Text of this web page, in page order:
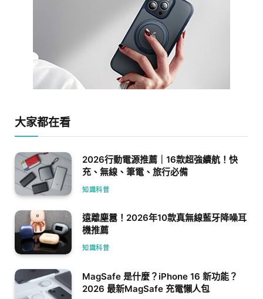
大家都在看
2026行動電源推薦｜16款超強續航！快
充、無線、筆電、旅行必備
知識科普
遠離塵囂！2026年10款真無線藍牙降噪耳
機推薦
知識科普
MagSafe 是什麼？iPhone 16 新功能？
2026 最新MagSafe 充電懶人包